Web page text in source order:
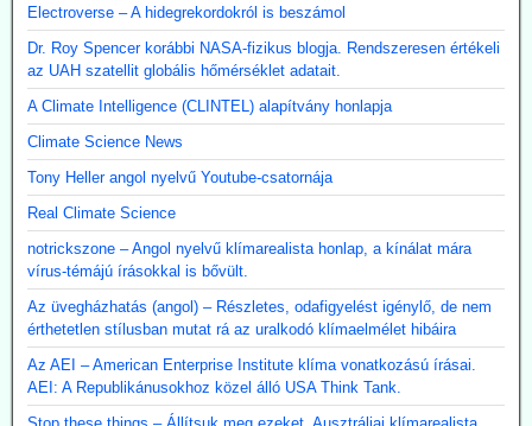
Electroverse – A hidegrekordokról is beszámol
Dr. Roy Spencer korábbi NASA-fizikus blogja. Rendszeresen értékeli
az UAH szatellit globális hőmérséklet adatait.
A Climate Intelligence (CLINTEL) alapítvány honlapja
Climate Science News
Tony Heller angol nyelvű Youtube-csatornája
Real Climate Science
notrickszone – Angol nyelvű klímarealista honlap, a kínálat mára
vírus-témájú írásokkal is bővült.
Az üvegházhatás (angol) – Részletes, odafigyelést igénylő, de nem
érthetetlen stílusban mutat rá az uralkodó klímaelmélet hibáira
Az AEI – American Enterprise Institute klíma vonatkozású írásai.
AEI: A Republikánusokhoz közel álló USA Think Tank.